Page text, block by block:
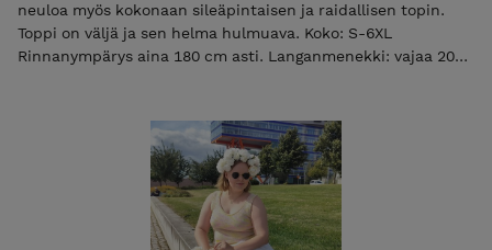
neuloa myös kokonaan sileäpintaisen ja raidallisen topin.
Toppi on väljä ja sen helma hulmuava. Koko: S-6XL
Rinnanympärys aina 180 cm asti. Langanmenekki: vajaa 200
malliin hyvin oranssin mallitopin lanka Kankurinon
Sinkkurino, väri Nami nami, massuun meni. Vastaavaa
merino singleä löytyy myös Nurjalta. raidallisen mallitopin
langat erilaisia sukkamerinoja (minivyyhtejä & vajaita keriä):
Villanoita, SagaWool & KettuYarns langanvalinnassa tärkeintä
on, että lanka tuntuu mukavalta suoraan iholla ja on ihanan